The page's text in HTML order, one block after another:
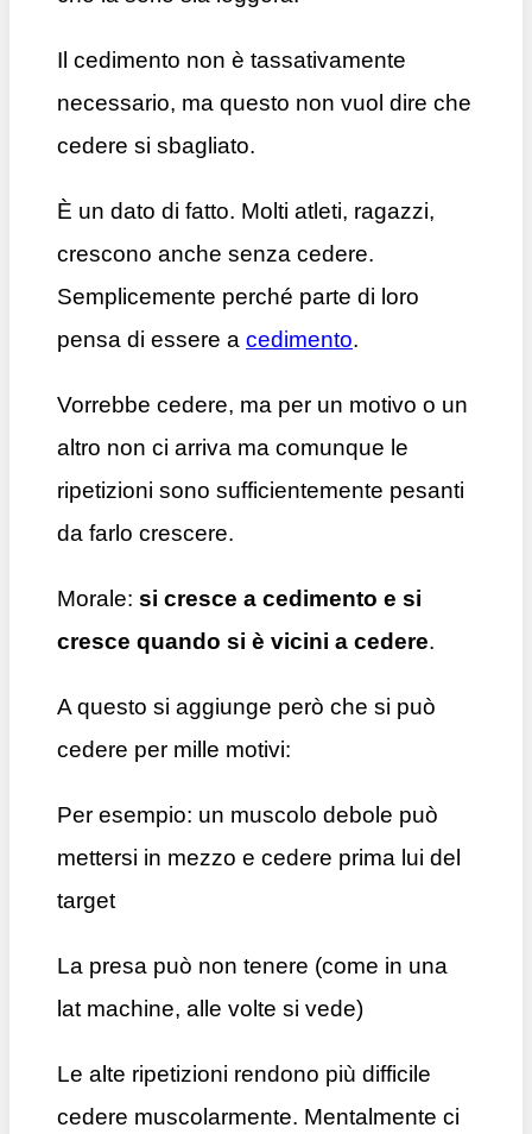
Il cedimento non è tassativamente
necessario, ma questo non vuol dire che
cedere si sbagliato.
È un dato di fatto. Molti atleti, ragazzi,
crescono anche senza cedere.
Semplicemente perché parte di loro
pensa di essere a cedimento.
Vorrebbe cedere, ma per un motivo o un
altro non ci arriva ma comunque le
ripetizioni sono sufficientemente pesanti
da farlo crescere.
Morale: si cresce a cedimento e si
cresce quando si è vicini a cedere.
A questo si aggiunge però che si può
cedere per mille motivi:
Per esempio: un muscolo debole può
mettersi in mezzo e cedere prima lui del
target
La presa può non tenere (come in una
lat machine, alle volte si vede)
Le alte ripetizioni rendono più difficile
cedere muscolarmente. Mentalmente ci